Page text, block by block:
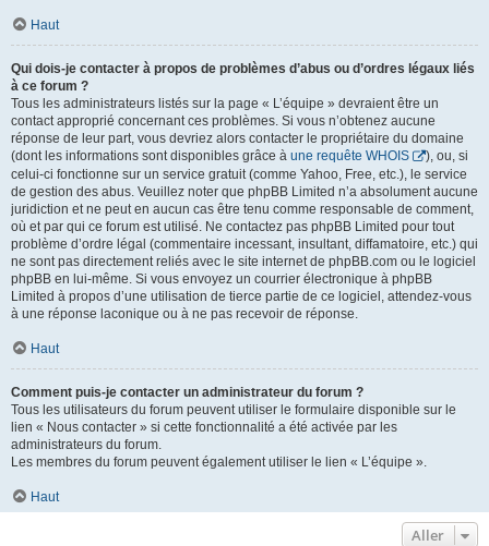
Haut
Qui dois-je contacter à propos de problèmes d’abus ou d’ordres légaux liés
à ce forum ?
Tous les administrateurs listés sur la page « L’équipe » devraient être un
contact approprié concernant ces problèmes. Si vous n’obtenez aucune
réponse de leur part, vous devriez alors contacter le propriétaire du domaine
(dont les informations sont disponibles grâce à une requête WHOIS
), ou, si
celui-ci fonctionne sur un service gratuit (comme Yahoo, Free, etc.), le service
de gestion des abus. Veuillez noter que phpBB Limited n’a absolument aucune
juridiction et ne peut en aucun cas être tenu comme responsable de comment,
où et par qui ce forum est utilisé. Ne contactez pas phpBB Limited pour tout
problème d’ordre légal (commentaire incessant, insultant, diffamatoire, etc.) qui
ne sont pas directement reliés avec le site internet de phpBB.com ou le logiciel
phpBB en lui-même. Si vous envoyez un courrier électronique à phpBB
Limited à propos d’une utilisation de tierce partie de ce logiciel, attendez-vous
à une réponse laconique ou à ne pas recevoir de réponse.
Haut
Comment puis-je contacter un administrateur du forum ?
Tous les utilisateurs du forum peuvent utiliser le formulaire disponible sur le
lien « Nous contacter » si cette fonctionnalité a été activée par les
administrateurs du forum.
Les membres du forum peuvent également utiliser le lien « L’équipe ».
Haut
Aller